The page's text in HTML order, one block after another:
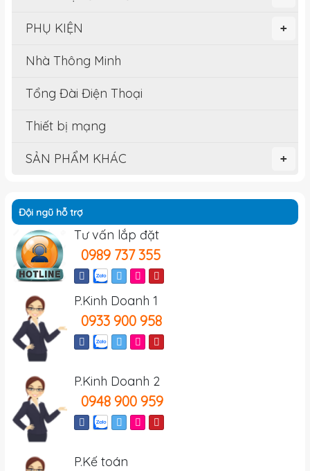
+
PHỤ KIỆN
Nhà Thông Minh
Tổng Đài Điện Thoại
Thiết bị mạng
+
SẢN PHẨM KHÁC
Đội ngũ hỗ trợ
Tư vấn lắp đặt
0989 737 355
P.Kinh Doanh 1
0933 900 958
P.Kinh Doanh 2
0948 900 959
P.Kế toán